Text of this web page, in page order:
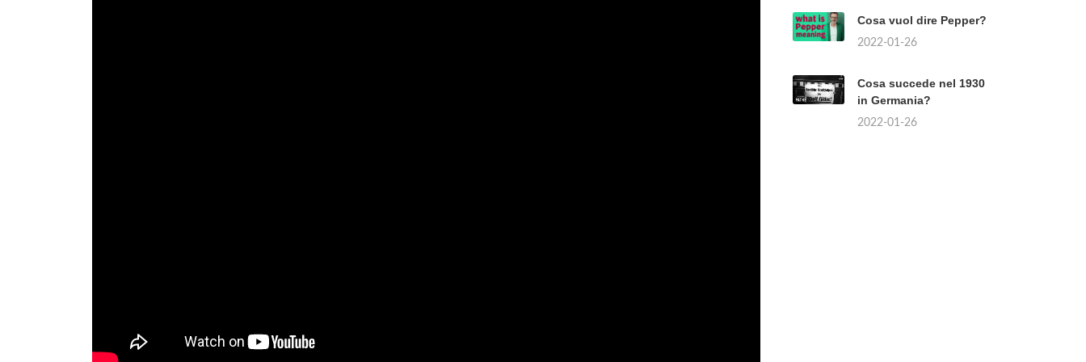
Cosa vuol dire Pepper?
2022-01-26
Cosa succede nel 1930
in Germania?
2022-01-26